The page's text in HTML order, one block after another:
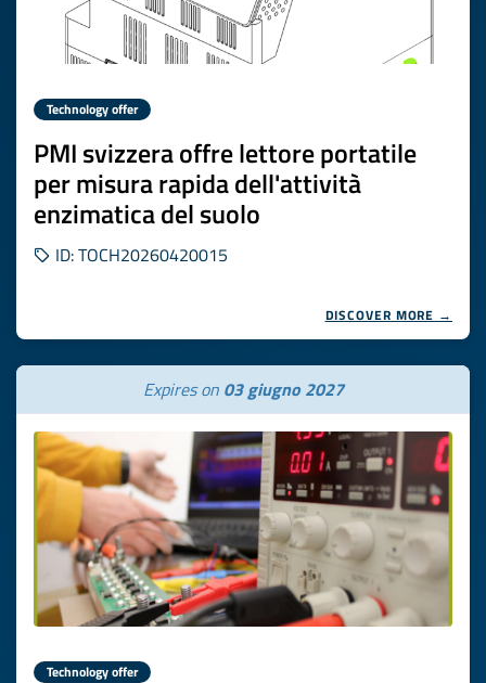
Technology offer
PMI svizzera offre lettore portatile
per misura rapida dell'attività
enzimatica del suolo
ID: TOCH20260420015
DISCOVER MORE →
Expires on 03 giugno 2027
Technology offer